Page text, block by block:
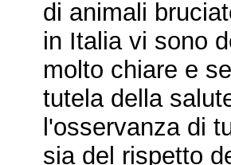
di animali
in Italia vi sono
molto chiare e
tutela della
l'osservanza di
sia del rispetto